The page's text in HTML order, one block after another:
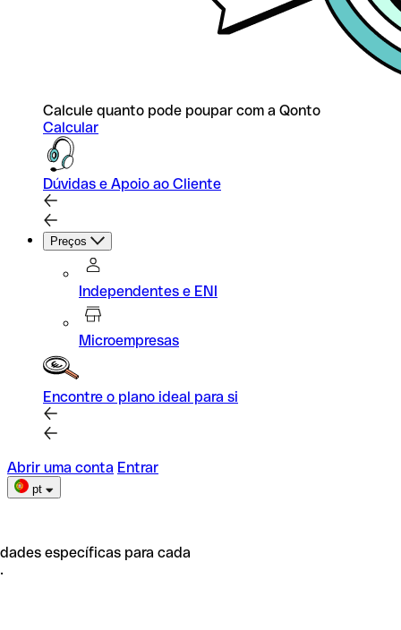
Calcule quanto pode poupar com a Qonto
Calcular
Dúvidas e Apoio ao Cliente
Preços
Independentes e ENI
Microempresas
Encontre o plano ideal para si
Abrir uma conta Entrar
pt
específicas para cada